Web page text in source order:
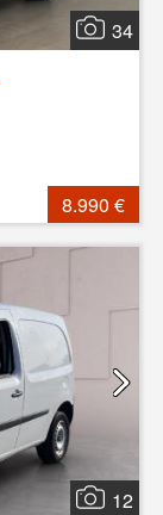
34
8.990 €
12